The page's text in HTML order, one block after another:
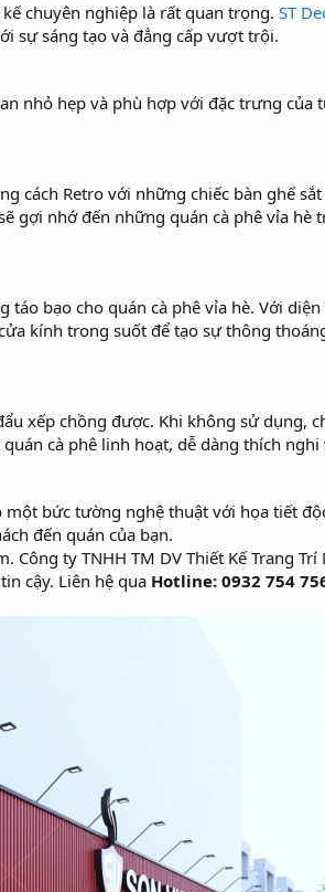
chuyên nghiệp là rất quan trọng. ST
sự sáng tạo và đẳng cấp vượt trội.
nhỏ hẹp và phù hợp với đặc trưng của
cách Retro với những chiếc bàn ghế
gợi nhớ đến những quán cà phê vỉa hè
bạo cho quán cà phê vỉa hè. Với
kính trong suốt để tạo sự thông
xếp chồng được. Khi không sử dụng,
cà phê linh hoạt, dễ dàng thích
bức tường nghệ thuật với họa tiết
đến quán của bạn.
ty TNHH TM DV Thiết Kế Trang Trí
cậy. Liên hệ qua Hotline: 0932 754